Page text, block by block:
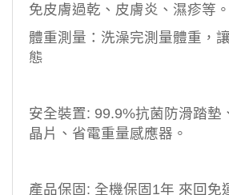
免皮膚過乾、皮膚炎、濕疹等。
體重測量：洗澡完測量體重，
態
安全裝置: 99.9%抗菌防滑踏墊
晶片、省電重量感應器。
產品保固 : 全機保固 1年 來回免